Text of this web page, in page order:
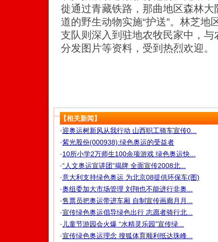
徙通过青藏铁路，那曲地区森林
道的野生动物实施“护送”。林芝地
支队则深入到驻地农牧民家中，
分发图片等资料，受到热烈欢迎。
【相关新闻】
·迎奥运树新风从我行动 山西职工骑车宣传0...
·紫光股份(000938):绿色奥运的受益者
·10所小学2万师生100余项游戏 绿色奥运快...
·“人文奥运宣讲团”揭牌 全面宣传2008北...
·意大利支持绿色奥运 为北京08提供环保车(图)
·奥组委加大市场管理 刘翔也不能进行非奥...
·售票员把奥运带进车厢 自制宣传画廊月月...
·宣传绿色奥运倡导绿色出行 志愿者骑行北...
· 儿童节游园会火爆 “水精灵乐园”宣传绿...
·宣传绿色奥运理念 搜狐体育顺利抵达珠峰...